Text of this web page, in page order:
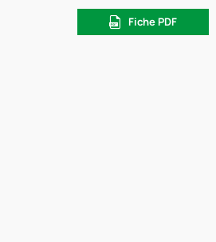
Fiche PDF